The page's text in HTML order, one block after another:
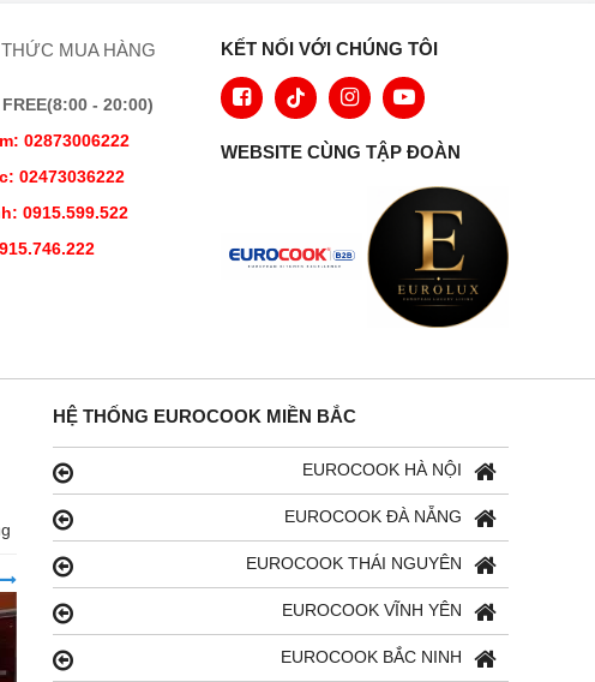
MUA HÀNG
- 20:00)
02873006222
02473036222
0915.599.522
KẾT NỐI VỚI CHÚNG TÔI
WEBSITE CÙNG TẬP ĐOÀN
HỆ THỐNG EUROCOOK MIỀN BẮC
EUROCOOK HÀ NỘI
EUROCOOK ĐÀ NẴNG
EUROCOOK THÁI NGUYÊN
EUROCOOK VĨNH YÊN
EUROCOOK BẮC NINH